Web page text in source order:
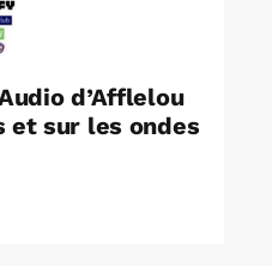
d’Afflelou
et sur les ondes